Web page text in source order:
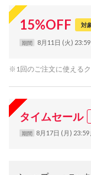
15%OFF 対
期間 8月11日 (火)
※1回のご注文に使えるク
タイムセール
期間 8月17日 (月) 23:59